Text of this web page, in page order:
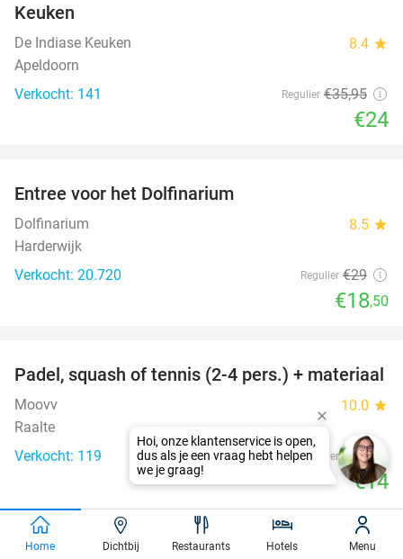
Keuken
De Indiase Keuken 8.4 star
Apeldoorn
Verkocht: 141
Regulier €35,95
€24
Entree voor het Dolfinarium
Dolfinarium 8.5 star
Harderwijk
Verkocht: 20.720
Regulier €29
€18,50
50%
Padel, squash of tennis (2-4 pers.) + materiaal
Moovv 10.0 star
Raalte
Verkocht: 119
Regulier €28
€14
favorite_border
Home Dichtbij Restaurants Hotels Menu
Hoi, onze klantenservice is open,
dus als je een vraag hebt helpen
we je graag!